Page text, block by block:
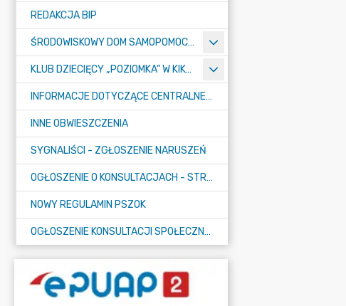
REDAKCJA BIP
ŚRODOWISKOWY DOM SAMOPOMOCY "KONICZYNKA" W SUMINIE
KLUB DZIECIĘCY „POZIOMKA” W KIKOLE
INFORMACJE DOTYCZĄCE CENTRALNEGO PORTU KOMUNIKACYJNEGO
INNE OBWIESZCZENIA
SYGNALIŚCI - ZGŁOSZENIE NARUSZEŃ
OGŁOSZENIE O KONSULTACJACH - STRATEGIA
NOWY REGULAMIN PSZOK
OGŁOSZENIE KONSULTACJI SPOŁECZNYCH